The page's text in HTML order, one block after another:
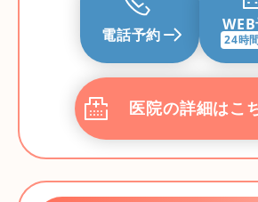
電話予約 24時
医院の詳細はこ